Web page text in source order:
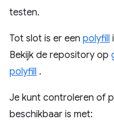
testen.
Tot slot is er een polyfill
Bekijk de repository op
polyfill .
Je kunt controleren of
beschikbaar is met: